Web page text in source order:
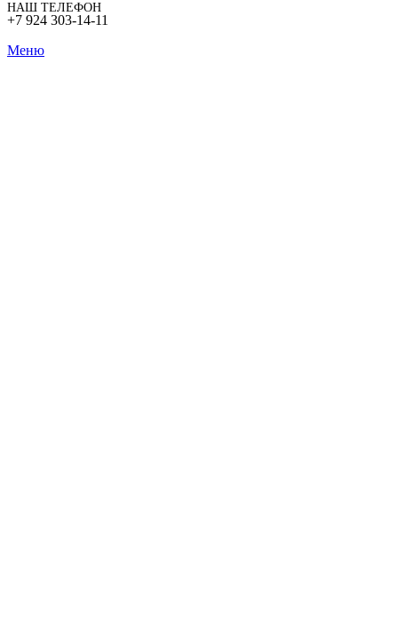
НАШ ТЕЛЕФОН
+7 924 303-14-11
Меню